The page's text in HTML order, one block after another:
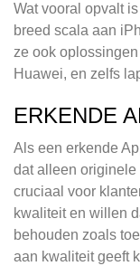
Wat vooral opvalt
breed scala aan
ze ook
Huawei, en zelfs
ERKENDE
Als een erkende
dat alleen
cruciaal voor
kwaliteit en willen
behouden zoals
aan kwaliteit geeft